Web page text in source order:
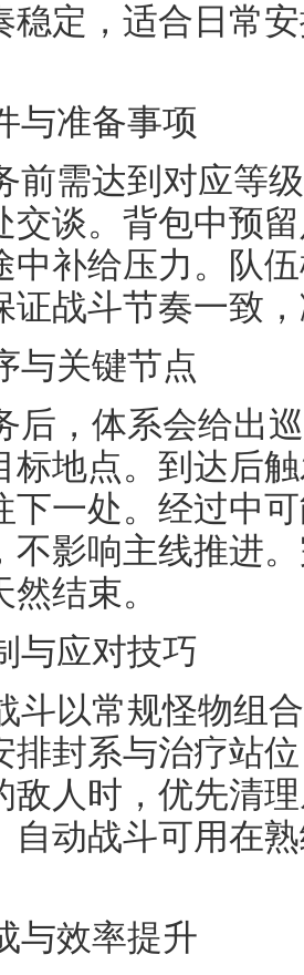
稳定，适合日常
与准备事项
前需达到对应等
交谈。背包中预
中补给压力。队
证战斗节奏一致
与关键节点
后，体系会给出
标地点。到达后
下一处。经过中
不影响主线推进
结束。
与应对技巧
斗以常规怪物组
排封系与治疗站
敌人时，优先清
自动战斗可用在
与效率提升